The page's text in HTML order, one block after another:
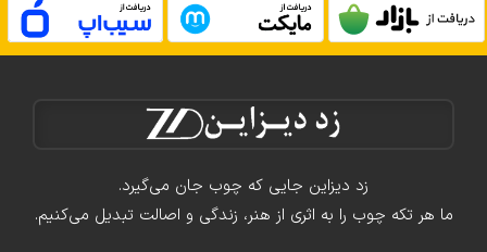
زد دیزاین جایی که چوب جان می‌گیرد.
ما هر تکه چوب را به اثری از هنر، زندگی و اصالت تبدیل می‌کنیم.